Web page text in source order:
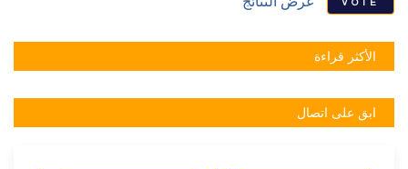
VOTE
الأكثر قراءة
ابق على اتصال